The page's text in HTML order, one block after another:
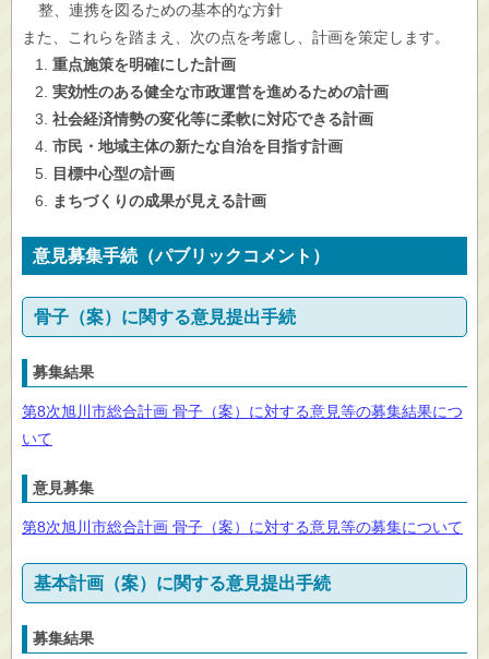
整、連携を図るための基本的な方針
また、これらを踏まえ、次の点を考慮し、計画を策定します。
重点施策を明確にした計画
実効性のある健全な市政運営を進めるための計画
社会経済情勢の変化等に柔軟に対応できる計画
市民・地域主体の新たな自治を目指す計画
目標中心型の計画
まちづくりの成果が見える計画
意見募集手続（パブリックコメント）
骨子（案）に関する意見提出手続
募集結果
第8次旭川市総合計画 骨子（案）に対する意見等の募集結果につ
いて
意見募集
第8次旭川市総合計画 骨子（案）に対する意見等の募集について
基本計画（案）に関する意見提出手続
募集結果